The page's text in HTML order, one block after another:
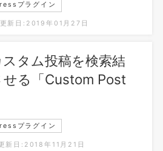
プラグイン
更新日:2019年01月27日
タム投稿を検索結
せる「Custom Post
プラグイン
新日:2018年11月21日